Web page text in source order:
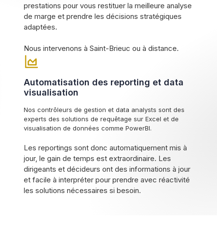
prestations pour vous restituer la meilleure analyse
de marge et prendre les décisions stratégiques
adaptées.
Nous intervenons à Saint-Brieuc ou à distance.
Automatisation des reporting et data
visualisation
Nos contrôleurs de gestion et data analysts sont des
experts des solutions de requêtage sur Excel et de
visualisation de données comme PowerBI.
Les reportings sont donc automatiquement mis à
jour, le gain de temps est extraordinaire. Les
dirigeants et décideurs ont des informations à jour
et facile à interpréter pour prendre avec réactivité
les solutions nécessaires si besoin.